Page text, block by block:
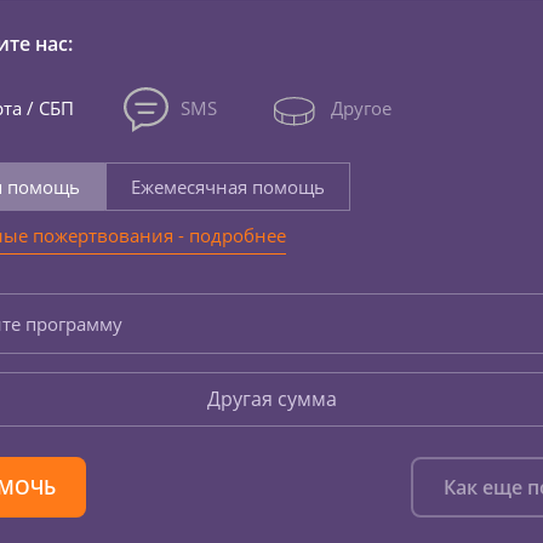
нас:
/ СБП SMS Другое
помощь
Ежемесячная помощь
пожертвования - подробнее
программу
Другая сумма
Как еще